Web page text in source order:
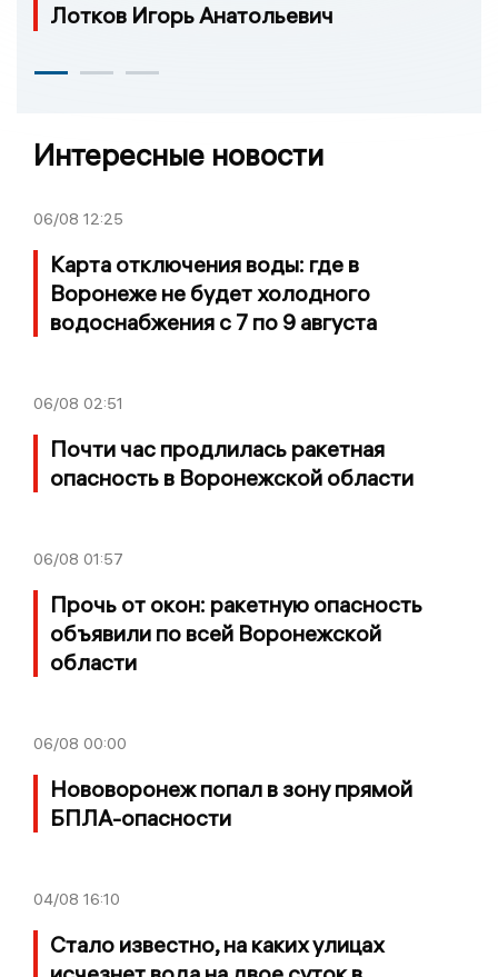
Лотков Игорь Анатольевич
Интересные новости
06/08 12:25
Карта отключения воды: где в
Воронеже не будет холодного
водоснабжения с 7 по 9 августа
06/08 02:51
Почти час продлилась ракетная
опасность в Воронежской области
06/08 01:57
Прочь от окон: ракетную опасность
объявили по всей Воронежской
области
06/08 00:00
Нововоронеж попал в зону прямой
БПЛА-опасности
04/08 16:10
Стало известно, на каких улицах